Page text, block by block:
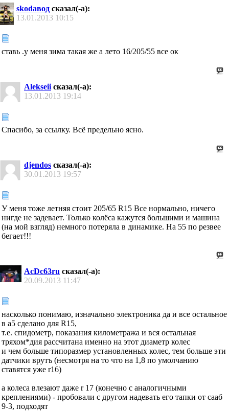
skodaвод сказал(-а):
13.01.2013 10:15
ставь .у меня зима такая же а лето 16/205/55 все ок
Alekseii сказал(-а):
13.01.2013 19:14
Спасибо, за ссылку. Всё предельно ясно.
djendos сказал(-а):
30.01.2013 19:57
У меня тоже летняя стоит 205/65 R15 Все нормально, ничего
нигде не задевает. Только колёса кажутся большими и машина
(на мой взгляд) немного потеряла в динамике. На 55 по резвее
бегает!!!
AcDc63ru сказал(-а):
20.09.2013 11:47
насколько понимаю, изначально электроника да и все остальное
в а5 сделано для R15,
т.е. спидометр, показания километража и вся остальная
тряхом*дия рассчитана именно на этот диаметр колес
и чем больше типоразмер установленных колес, тем больше эти
датчики врутъ (несмотря на то что на 1,8 по умолчанию
ставятся уже r16)
а колеса влезают даже r 17 (конечно с аналогичными
креплениями) - пробовали с другом надевать его тапки от сааб
9-3, подходят